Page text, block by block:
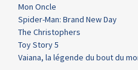
Mon Oncle
Spider-Man: Brand New Day
The Christophers
Toy Story 5
Vaiana, la légende du bout du